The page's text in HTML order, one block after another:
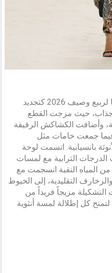
قدّمت علامة “D.Exterior” تشكيلتها لربيع وصيف 2026 كتجديد
جذاب، حيث مزجت القطع
وأضافت الكشاكش الرقيقة
جمعت خامات مثل
بانسيابية. اتسمت لوحة
الدرجات الترابية مع لمسات
المياه النقية انسجمت مع
التقليدية، إلى الخيوط
التشكيلة مزيجاً فريداً من
كل إطلالة لمسة أنثوية